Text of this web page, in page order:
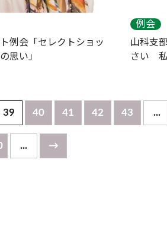
例会「セレクトショッ
思い」
例会
山科支
さい 私
39 40 41 42 43 ...
... →